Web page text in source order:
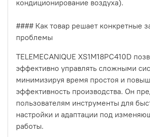
кондиционирование воздуха).
#### Как товар решает конкретные
проблемы
TELEMECANIQUE XS1M18PC410D
эффективно управлять сложными
минимизируя время простоя и
эффективность производства. Он
пользователям инструменты для
настройки и адаптации под
работы.